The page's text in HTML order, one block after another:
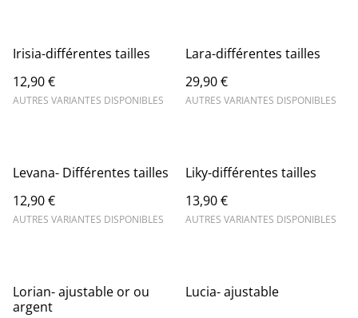
Irisia-différentes tailles
12,90 €
AUTRES VARIANTES DISPONIBLES
Lara-différentes tailles
29,90 €
AUTRES VARIANTES DISPONIBLES
Levana- Différentes tailles
12,90 €
AUTRES VARIANTES DISPONIBLES
Liky-différentes tailles
13,90 €
AUTRES VARIANTES DISPONIBLES
Lorian- ajustable or ou
argent
Lucia- ajustable